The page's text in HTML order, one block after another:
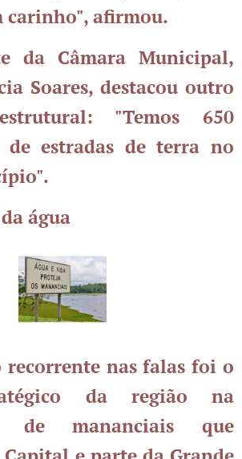
carinho", afirmou.
da Câmara Municipal,
Soares, destacou outro
"Temos 650
de estradas de terra no
água
nas falas foi o
da região na
de mananciais que